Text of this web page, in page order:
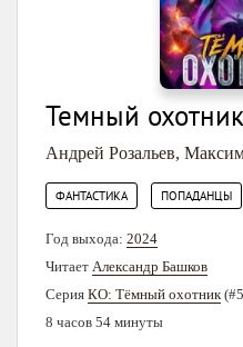
Темный
Андрей Розальев,
ФАНТАСТИКА ПОПАДАНЦЫ
Год выхода: 2024
Читает Александр Башков
Серия КО: Тёмный охотник
8 часов 54 минуты